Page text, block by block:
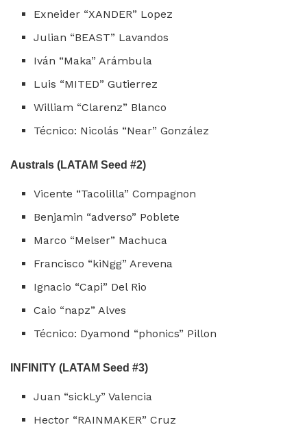
Exneider “XANDER” Lopez
Julian “BEAST” Lavandos
Iván “Maka” Arámbula
Luis “MITED” Gutierrez
William “Clarenz” Blanco
Técnico: Nicolás “Near” González
Australs (LATAM Seed #2)
Vicente “Tacolilla” Compagnon
Benjamin “adverso” Poblete
Marco “Melser” Machuca
Francisco “kiNgg” Arevena
Ignacio “Capi” Del Rio
Caio “napz” Alves
Técnico: Dyamond “phonics” Pillon
INFINITY (LATAM Seed #3)
Juan “sickLy” Valencia
Hector “RAINMAKER” Cruz